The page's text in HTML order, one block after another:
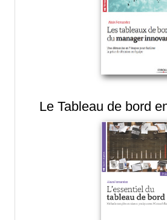
Le Tableau de bord